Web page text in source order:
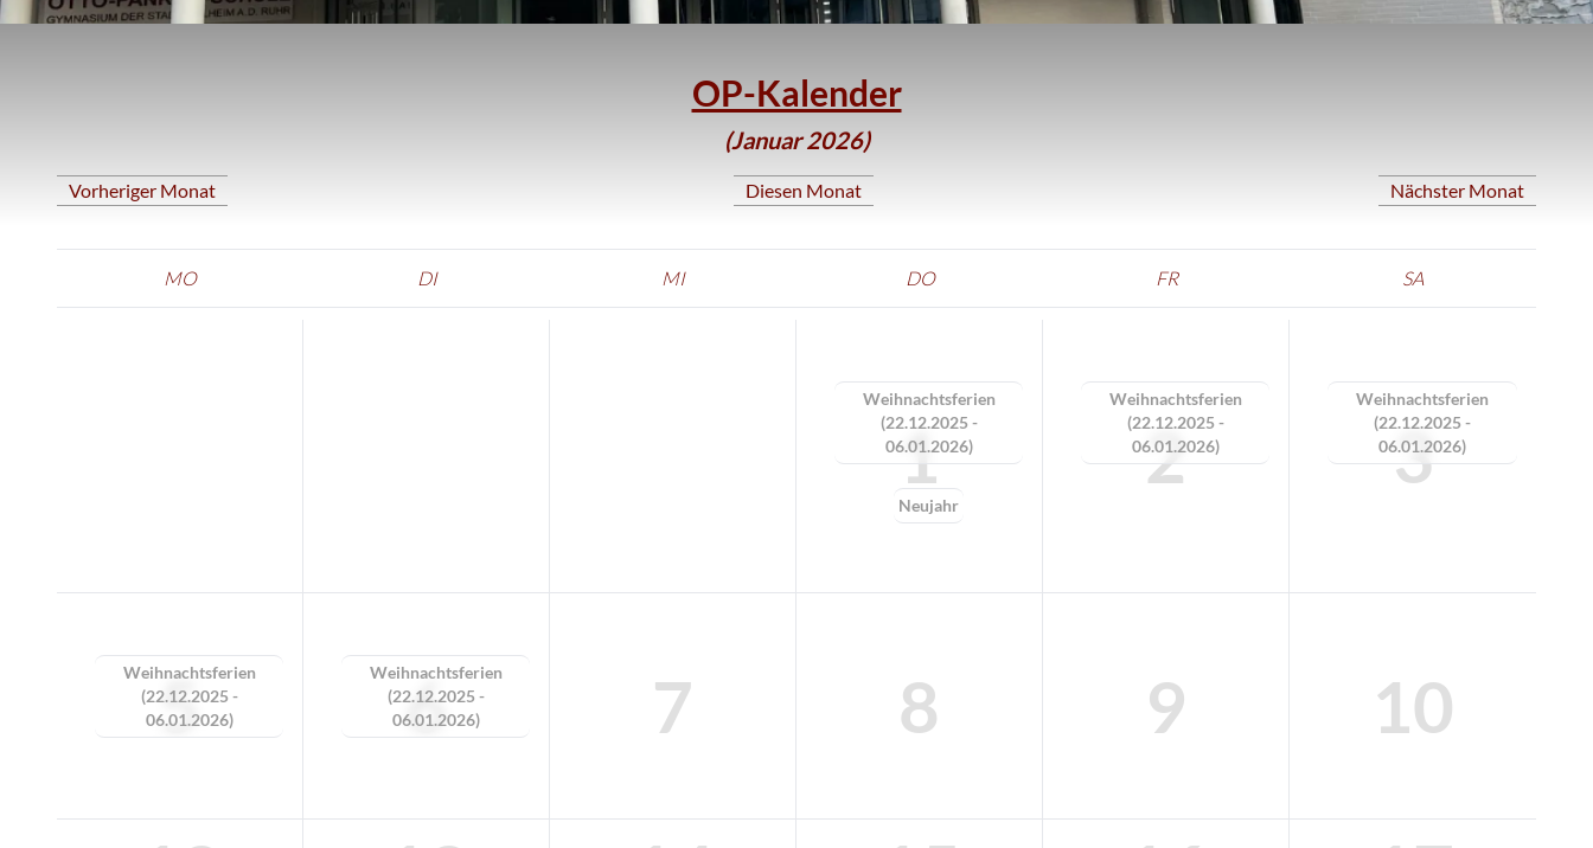
OP-Kalender
(Januar 2026)
Vorheriger Monat Diesen Monat Nächster Monat
MO DI MI DO FR SA
1
Weihnachtsferien
(22.12.2025 -
06.01.2026)
Neujahr
2
Weihnachtsferien
(22.12.2025 -
06.01.2026)
3
Weihnachtsferien
(22.12.2025 -
06.01.2026)
5
Weihnachtsferien
(22.12.2025 -
06.01.2026)
6
Weihnachtsferien
(22.12.2025 -
06.01.2026)
7 8 9
10